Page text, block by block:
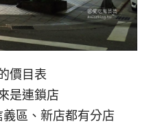
價目表
是連鎖店
區、新店都有分店